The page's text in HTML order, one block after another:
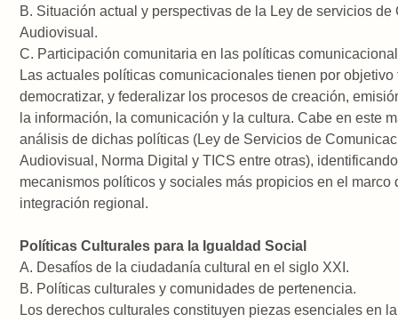
B. Situación actual y perspectivas de la Ley de servicios de
Audiovisual.
C. Participación comunitaria en las políticas
Las actuales políticas comunicacionales tienen por objetivo
democratizar, y federalizar los procesos de creación,
la información, la comunicación y la cultura. Cabe en este
análisis de dichas políticas (Ley de Servicios de
Audiovisual, Norma Digital y TICS entre otras),
mecanismos políticos y sociales más propicios en el marco
integración regional.
Políticas Culturales para la Igualdad Social
A. Desafíos de la ciudadanía cultural en el siglo XXI.
B. Políticas culturales y comunidades de pertenencia.
Los derechos culturales constituyen piezas esenciales en